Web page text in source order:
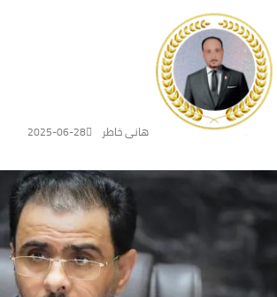
هانى خاطر 2025-06-28